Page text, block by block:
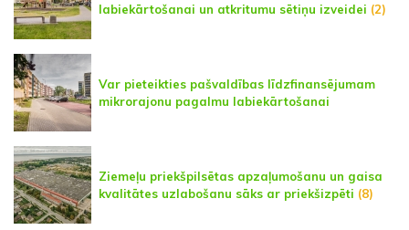
labiekārtošanai un atkritumu sētiņu izveidei (2)
Var pieteikties pašvaldības līdzfinansējumam
mikrorajonu pagalmu labiekārtošanai
Ziemeļu priekšpilsētas apzaļumošanu un gaisa
kvalitātes uzlabošanu sāks ar priekšizpēti (8)